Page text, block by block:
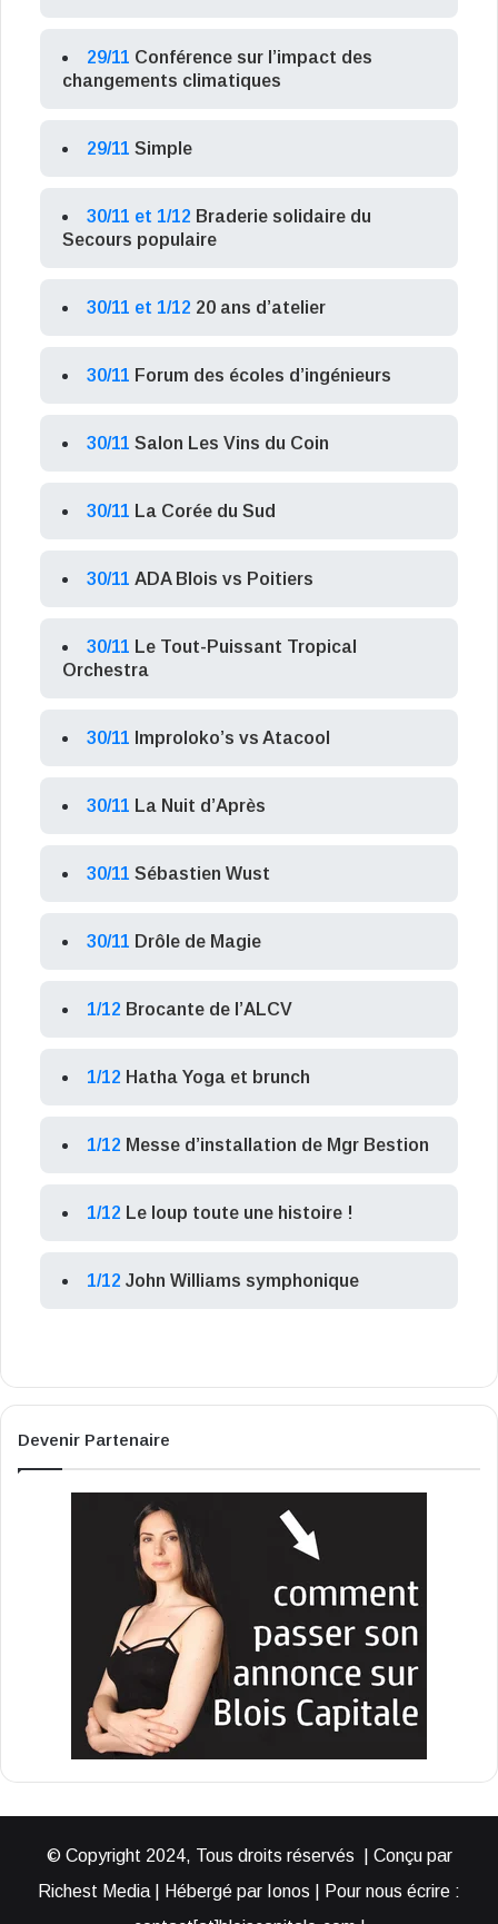
29/11 Conférence sur l’impact des
changements climatiques
29/11 Simple
30/11 et 1/12 Braderie solidaire du
Secours populaire
30/11 et 1/12 20 ans d’atelier
30/11 Forum des écoles d’ingénieurs
30/11 Salon Les Vins du Coin
30/11 La Corée du Sud
30/11 ADA Blois vs Poitiers
30/11 Le Tout-Puissant Tropical
Orchestra
30/11 Improloko’s vs Atacool
30/11 La Nuit d’Après
30/11 Sébastien Wust
30/11 Drôle de Magie
1/12 Brocante de l’ALCV
1/12 Hatha Yoga et brunch
1/12 Messe d’installation de Mgr Bestion
1/12 Le loup toute une histoire !
1/12 John Williams symphonique
Devenir Partenaire
© Copyright 2024, Tous droits réservés | Conçu par
Richest Media | Hébergé par Ionos | Pour nous écrire :